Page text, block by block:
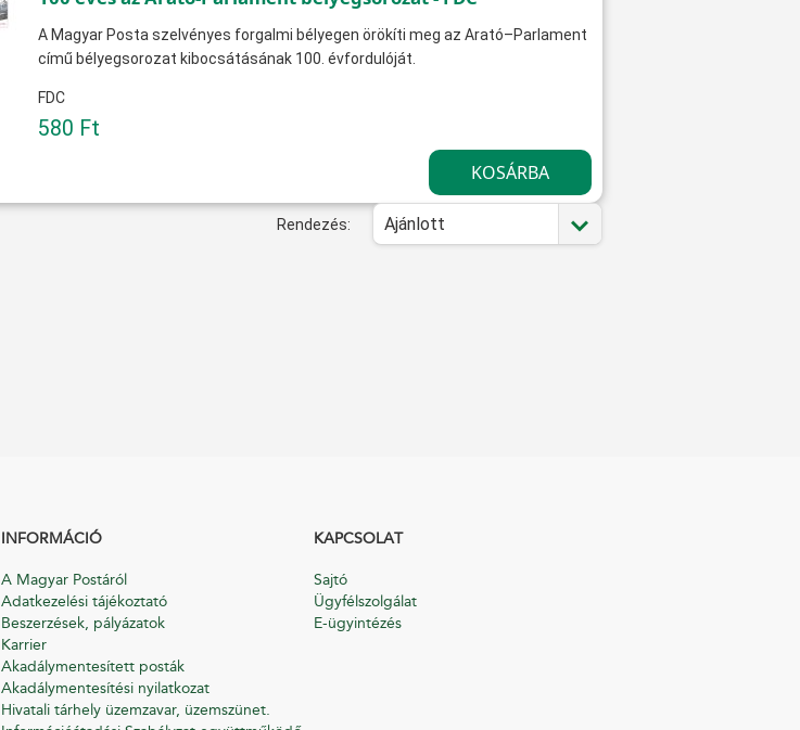
A Magyar Posta szelvényes forgalmi bélyegen örökíti meg az Arató–Parlament
című bélyegsorozat kibocsátásának 100. évfordulóját.
FDC
580 Ft
Ajánlott
Rendezés:
INFORMÁCIÓ
A Magyar Postáról
Adatkezelési tájékoztató
Beszerzések, pályázatok
Karrier
Akadálymentesített posták
Akadálymentesítési nyilatkozat
Hivatali tárhely üzemzavar, üzemszünet.
KAPCSOLAT
Sajtó
Ügyfélszolgálat
E-ügyintézés